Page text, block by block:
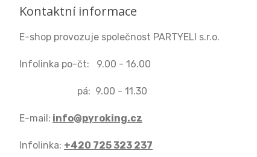
Kontaktní informace
E-shop provozuje společnost PARTYELI s.r.o.
Infolinka po-čt: 9.00 - 16.00
pá: 9.00 - 11.30
E-mail: info@pyroking.cz
Infolinka: +420 725 323 237